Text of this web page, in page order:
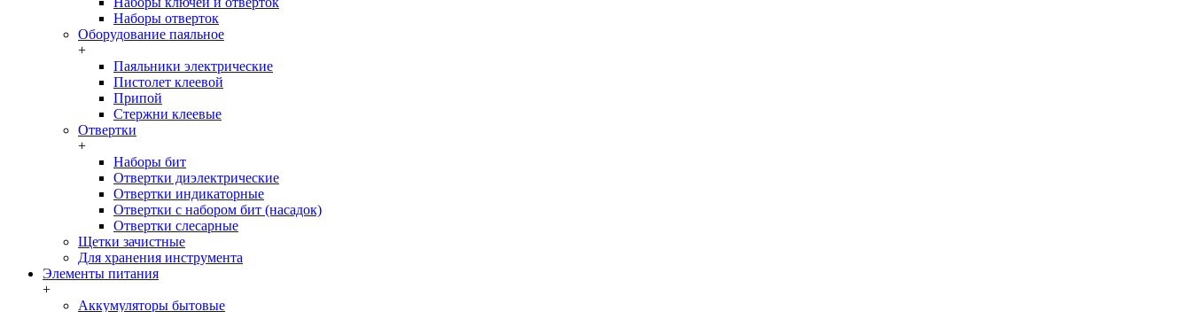
Наборы отверток
Оборудование паяльное
+
Паяльники электрические
Пистолет клеевой
Припой
Стержни клеевые
Отвертки
+
Наборы бит
Отвертки диэлектрические
Отвертки индикаторные
Отвертки с набором бит (насадок)
Отвертки слесарные
Щетки зачистные
Для хранения инструмента
Элементы питания
+
Аккумуляторы бытовые